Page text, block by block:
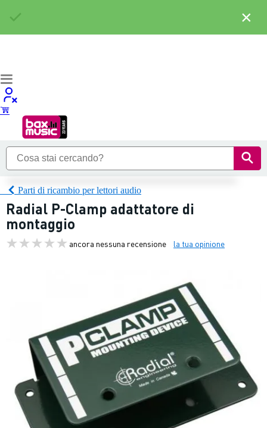
Parti di ricambio per lettori audio
Radial P-Clamp adattatore di
montaggio
ancora nessuna recensione la tua opinione
×